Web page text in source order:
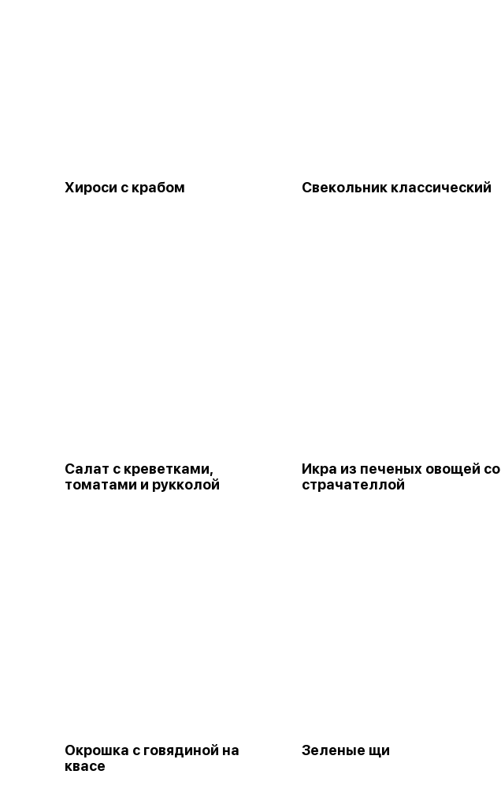
Хироси с крабом Свекольник классический
Салат с креветками,
томатами и рукколой
Икра из печеных овощей со
страчателлой
Окрошка с говядиной на
квасе
Зеленые щи